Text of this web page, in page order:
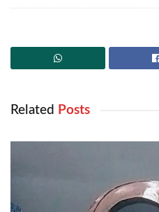
Related ‎ Posts